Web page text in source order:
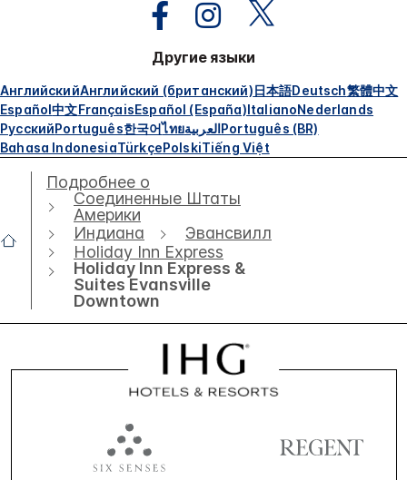
Другие языки
АнглийскийАнглийский (британский)日本語Deutsch繁體中文
Español中文FrançaisEspañol (España)ItalianoNederlands
РусскийPortuguês한국어ไทยالعربيةPortuguês (BR)
Bahasa IndonesiaTürkçePolskiTiếng Việt
Подробнее о
Соединенные Штаты
Америки
Индиана
Эвансвилл
Holiday Inn Express
Holiday Inn Express &
Suites Evansville
Downtown